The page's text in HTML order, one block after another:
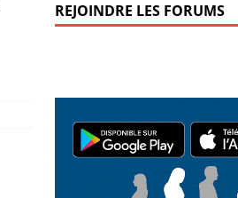
REJOINDRE LES FORUMS